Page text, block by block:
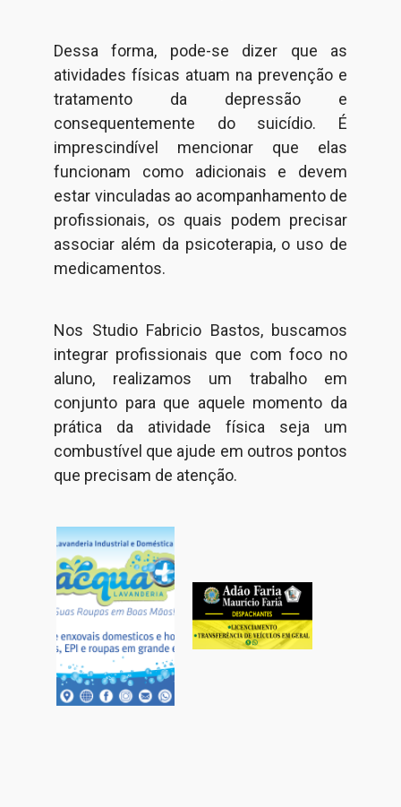
Dessa forma, pode-se dizer que as
atividades físicas atuam na prevenção e
tratamento da depressão e
consequentemente do suicídio. É
imprescindível mencionar que elas
funcionam como adicionais e devem
estar vinculadas ao acompanhamento de
profissionais, os quais podem precisar
associar além da psicoterapia, o uso de
medicamentos.
Nos Studio Fabricio Bastos, buscamos
integrar profissionais que com foco no
aluno, realizamos um trabalho em
conjunto para que aquele momento da
prática da atividade física seja um
combustível que ajude em outros pontos
que precisam de atenção.